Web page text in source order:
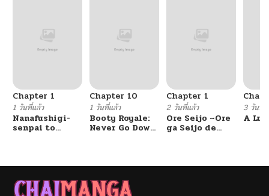
Chapter 1
1 วันที่แล้ว
Nanafushigi-
senpai to
Chapter 10
1 วันที่แล้ว
Booty Royale:
Never Go Down
Chapter 1
2 วันที่แล้ว
Ore Seijo ~Ore
ga Seijo de
Game Kanzen
3 วันที่
A